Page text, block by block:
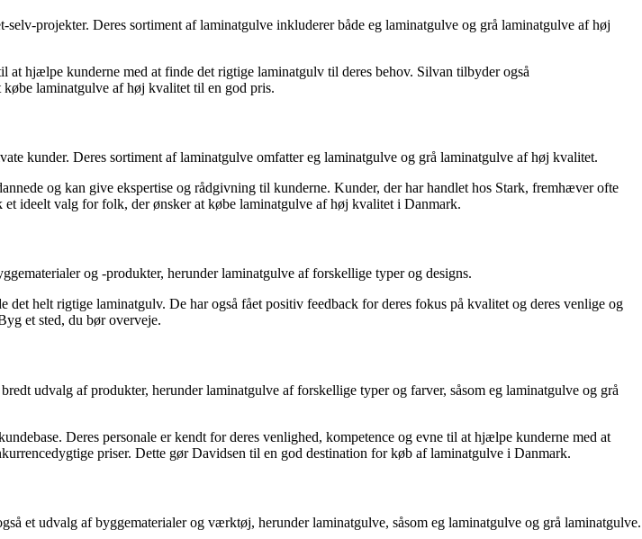
projekter. Deres sortiment af laminatgulve inkluderer både eg laminatgulve og grå laminatgulve af høj
hjælpe kunderne med at finde det rigtige laminatgulv til deres behov. Silvan tilbyder også
laminatgulve af høj kvalitet til en god pris.
kunder. Deres sortiment af laminatgulve omfatter eg laminatgulve og grå laminatgulve af høj kvalitet.
og kan give ekspertise og rådgivning til kunderne. Kunder, der har handlet hos Stark, fremhæver ofte
ideelt valg for folk, der ønsker at købe laminatgulve af høj kvalitet i Danmark.
og -produkter, herunder laminatgulve af forskellige typer og designs.
helt rigtige laminatgulv. De har også fået positiv feedback for deres fokus på kvalitet og deres venlige og
et sted, du bør overveje.
udvalg af produkter, herunder laminatgulve af forskellige typer og farver, såsom eg laminatgulve og grå
Deres personale er kendt for deres venlighed, kompetence og evne til at hjælpe kunderne med at
priser. Dette gør Davidsen til en god destination for køb af laminatgulve i Danmark.
et udvalg af byggematerialer og værktøj, herunder laminatgulve, såsom eg laminatgulve og grå laminatgulve.